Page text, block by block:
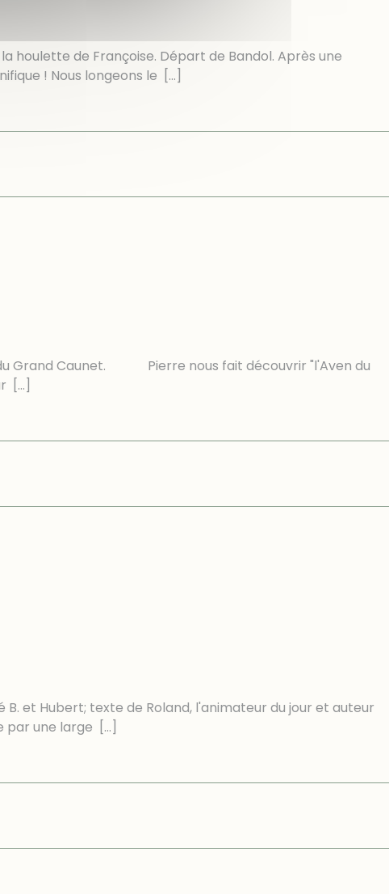
houlette de Françoise. Départ de Bandol. Après une
! Nous longeons le
[…]
du Grand Caunet. Pierre nous fait découvrir "l'Aven du
[…]
et Hubert; texte de Roland, l'animateur du jour et auteur
par une large
[…]